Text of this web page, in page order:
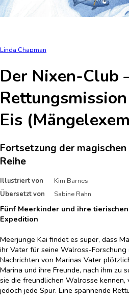
Linda Chapman
Der Nixen-Club
Eis
Fortsetzung der
Reihe
Illustriert von
Kim Barnes
Übersetzt von
Sabine Rahn
Fünf Meerkinder und ihre
Expedition
Meerjunge Kai findet es super, dass
ihr Vater für seine Walross-
Nachrichten von Marinas Vater
Marina und ihre Freunde, nach ihm zu
sie die freundlichen Walrosse
jedoch jede Spur. Eine spannende